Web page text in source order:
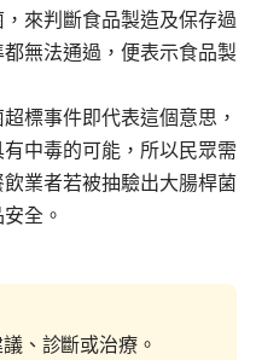
來判斷食品製造及保存過
無法通過，便表示食品製
標事件即代表這個意思，
中毒的可能，所以民眾需
業者若被抽驗出大腸桿菌
全。
、診斷或治療。